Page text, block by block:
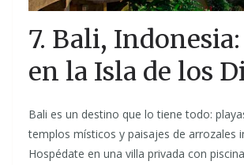
7. Bali,
en la Isla de los
Bali es un destino que lo tiene todo:
templos místicos y paisajes de arrozales
Hospédate en una villa privada con